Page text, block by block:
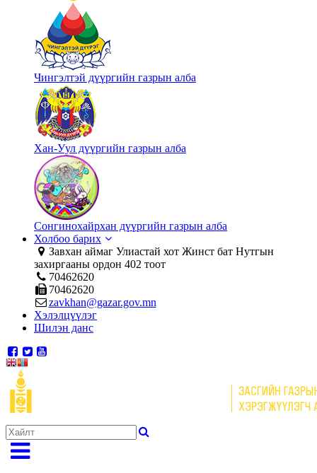
Чингэлтэй дүүргийн газрын алба
Хан-Уул дүүргийн газрын алба
Сонгинохайрхан дүүргийн газрын алба
Холбоо барих
Завхан аймаг Улиастай хот Жинст бат Нутгын
захиргааны ордон 402 тоот
70462620
70462620
zavkhan@gazar.gov.mn
Хэлэлцүүлэг
Шилэн данс